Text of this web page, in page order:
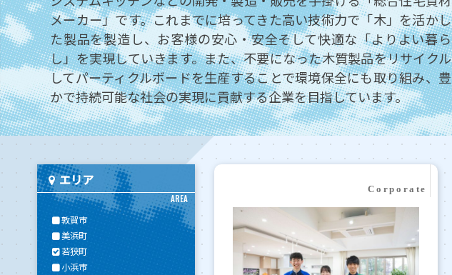
メーカー」です。これまでに培ってきた高い技術力で「木」を活かし
た製品を製造し、お客様の安心・安全そして快適な「よりよい暮ら
し」を実現していきます。また、不要になった木質製品をリサイクル
してパーティクルボードを生産することで環境保全にも取り組み、豊
かで持続可能な社会の実現に貢献する企業を目指しています。
エリア
AREA
敦賀市
美浜町
若狭町
小浜市